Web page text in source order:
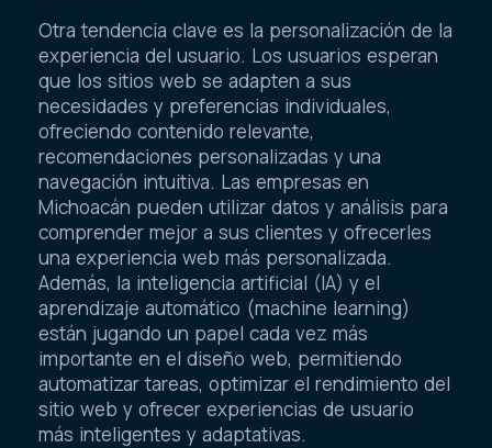
Otra tendencia clave es la personalización de la
experiencia del usuario. Los usuarios esperan
que los sitios web se adapten a sus
necesidades y preferencias individuales,
ofreciendo contenido relevante,
recomendaciones personalizadas y una
navegación intuitiva. Las empresas en
Michoacán pueden utilizar datos y análisis para
comprender mejor a sus clientes y ofrecerles
una experiencia web más personalizada.
Además, la inteligencia artificial (IA) y el
aprendizaje automático (machine learning)
están jugando un papel cada vez más
importante en el diseño web, permitiendo
automatizar tareas, optimizar el rendimiento del
sitio web y ofrecer experiencias de usuario
más inteligentes y adaptativas.